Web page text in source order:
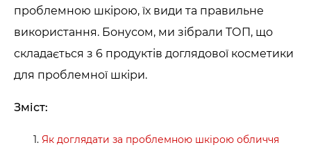
проблемною шкірою, їх види та правильне
використання. Бонусом, ми зібрали ТОП, що
складається з 6 продуктів доглядової косметики
для проблемної шкіри.
Зміст:
Як доглядати за проблемною шкірою обличчя